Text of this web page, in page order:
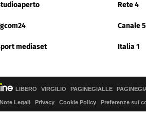
Rete 4
Canale 5
mediaset Italia 1
LIBERO VIRGILIO PAGINEGIALLE
Note Legali Privacy Cookie Policy Preferenze sui